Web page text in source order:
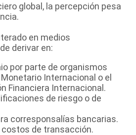
global, la percepción pesa
en medios
derivar en:
por parte de organismos
Internacional o el
Financiera Internacional.
de riesgo o de
corresponsalías bancarias.
de transacción.